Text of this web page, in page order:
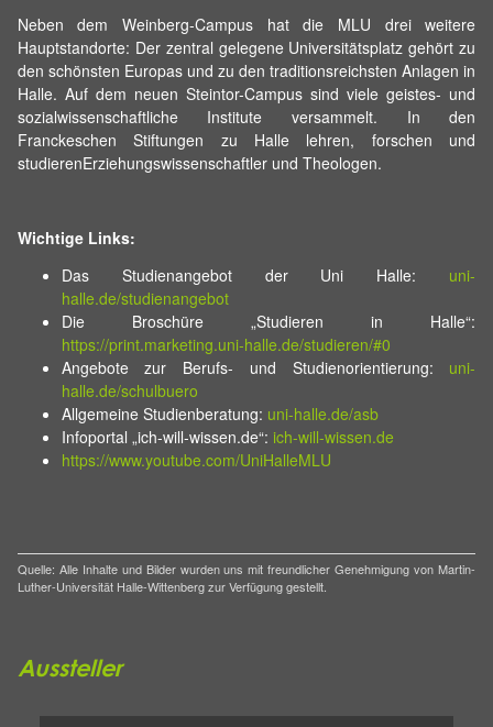
Neben dem Weinberg-Campus hat die MLU drei weitere
Hauptstandorte: Der zentral gelegene Universitätsplatz gehört zu
den schönsten Europas und zu den traditionsreichsten Anlagen in
Halle. Auf dem neuen Steintor-Campus sind viele geistes- und
sozialwissenschaftliche Institute versammelt. In den
Franckeschen Stiftungen zu Halle lehren, forschen und
studierenErziehungswissenschaftler und Theologen.
Wichtige Links:
Das Studienangebot der Uni Halle: uni-
halle.de/studienangebot
Die Broschüre „Studieren in Halle“:
https://print.marketing.uni-halle.de/studieren/#0
Angebote zur Berufs- und Studienorientierung: uni-
halle.de/schulbuero
Allgemeine Studienberatung: uni-halle.de/asb
Infoportal „ich-will-wissen.de“: ich-will-wissen.de
https://www.youtube.com/UniHalleMLU
Quelle: Alle Inhalte und Bilder wurden uns mit freundlicher Genehmigung von Martin-
Luther-Universität Halle-Wittenberg zur Verfügung gestellt.
Aussteller